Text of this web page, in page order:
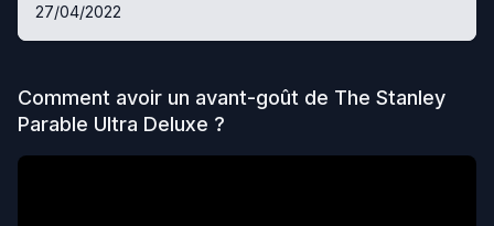
27/04/2022
Comment avoir un avant-goût de The Stanley
Parable Ultra Deluxe ?